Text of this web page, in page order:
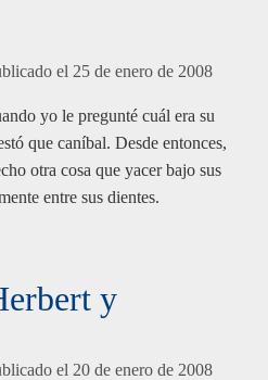
el 25 de enero de 2008
yo le pregunté cuál era su
que caníbal. Desde entonces,
otra cosa que yacer bajo sus
entre sus dientes.
y
el 20 de enero de 2008